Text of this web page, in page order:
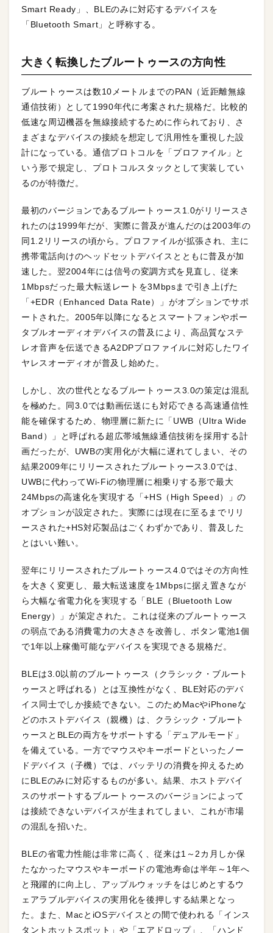
Smart Ready」、BLEのみに対応するデバイスを
「Bluetooth Smart」と呼称する。
大きく転換したブルートゥースの方向性
ブルートゥースは数10メートルまでのPAN（近距離無線
通信技術）として1990年代に考案された規格だ。比較的
低速な周辺機器を無線接続するために作られており、さ
まざまなデバイスの接続を想定して汎用性を重視した設
計になっている。通信プロトコルを「プロファイル」と
いう形で規定し、プロトコルスタックとして実装してい
るのが特徴だ。
最初のバージョンであるブルートゥース1.0がリリースさ
れたのは1999年だが、実際に普及が進んだのは2003年の
同1.2リリースの頃から。プロファイルが拡張され、主に
携帯電話向けのヘッドセットデバイスとともに普及が加
速した。翌2004年には信号の変調方式を見直し、従来
1Mbpsだった最大転送レートを3Mbpsまで引き上げた
「+EDR（Enhanced Data Rate）」がオプションでサポ
ートされた。2005年以降になるとスマートフォンやポー
タブルオーディオデバイスの普及により、高品質なステ
レオ音声を伝送できるA2DPプロファイルに対応したワイ
ヤレスオーディオが普及し始めた。
しかし、次の世代となるブルートゥース3.0の策定は混乱
を極めた。同3.0では動画伝送にも対応できる高速通信性
能を確保するため、物理層に新たに「UWB（Ultra Wide
Band）」と呼ばれる超広帯域無線通信技術を採用する計
画だったが、UWBの実用化が大幅に遅れてしまい、その
結果2009年にリリースされたブルートゥース3.0では、
UWBに代わってWi-Fiの物理層に相乗りする形で最大
24Mbpsの高速化を実現する「+HS（High Speed）」の
オプションが設定された。実際には現在に至るまでリリ
ースされた+HS対応製品はごくわずかであり、普及した
とはいい難い。
翌年にリリースされたブルートゥース4.0ではその方向性
を大きく変更し、最大転送速度を1Mbpsに据え置きなが
ら大幅な省電力化を実現する「BLE（Bluetooth Low
Energy）」が策定された。これは従来のブルートゥース
の弱点である消費電力の大きさを改善し、ボタン電池1個
で1年以上稼働可能なデバイスを実現できる規格だ。
BLEは3.0以前のブルートゥース（クラシック・ブルート
ゥースと呼ばれる）とは互換性がなく、BLE対応のデバ
イス同士でしか接続できない。このためMacやiPhoneな
どのホストデバイス（親機）は、クラシック・ブルート
ゥースとBLEの両方をサポートする「デュアルモード」
を備えている。一方でマウスやキーボードといったノー
ドデバイス（子機）では、バッテリの消費を抑えるため
にBLEのみに対応するものが多い。結果、ホストデバイ
スのサポートするブルートゥースのバージョンによって
は接続できないデバイスが生まれてしまい、これが市場
の混乱を招いた。
BLEの省電力性能は非常に高く、従来は1～2カ月しか保
たなかったマウスやキーボードの電池寿命は半年～1年へ
と飛躍的に向上し、アップルウォッチをはじめとするウ
ェアラブルデバイスの実用化を後押しする結果となっ
た。また、MacとiOSデバイスとの間で使われる「インス
タントホットスポット」や「エアドロップ」、「ハンド